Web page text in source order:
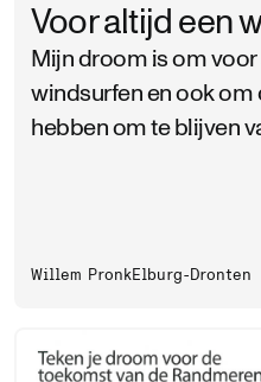
Voor altijd een
Mijn droom is om
windsurfen en ook
hebben om te blijven
Willem PronkElburg-Dronten